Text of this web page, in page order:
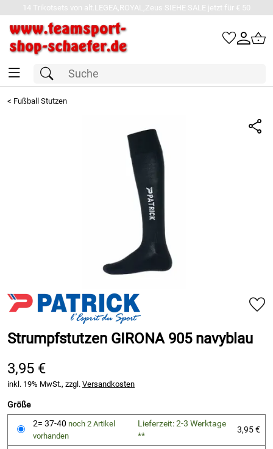
14 Trikotsets von alt.LEGEA,ROYAL,Zeus SIEHE SALE jetzt für € 50
< Fußball Stutzen
Strumpfstutzen GIRONA 905 navyblau
3,95 €
inkl. 19% MwSt., zzgl. Versandkosten
Größe
2= 37-40 noch 2 Artikel
vorhanden
Lieferzeit: 2-3 Werktage
**
3,95 €